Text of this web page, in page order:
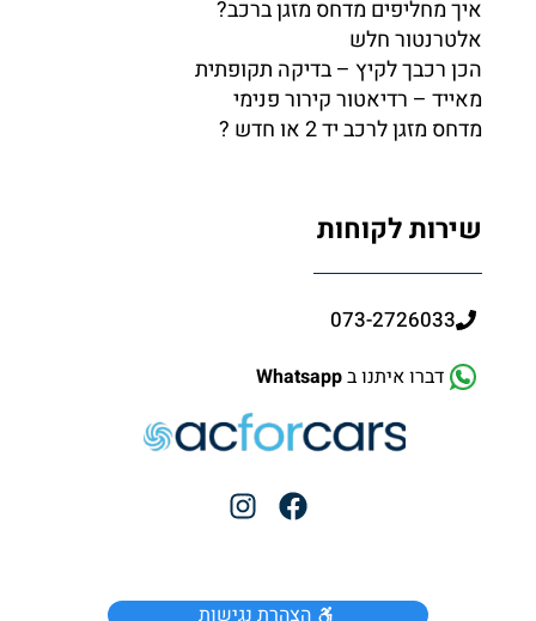
איך מחליפים מדחס מזגן ברכב?
אלטרנטור חלש
הכן רכבך לקיץ – בדיקה תקופתית
מאייד – רדיאטור קירור פנימי
מדחס מזגן לרכב יד 2 או חדש ?
שירות לקוחות
073-2726033
דברו איתנו בWhatsapp